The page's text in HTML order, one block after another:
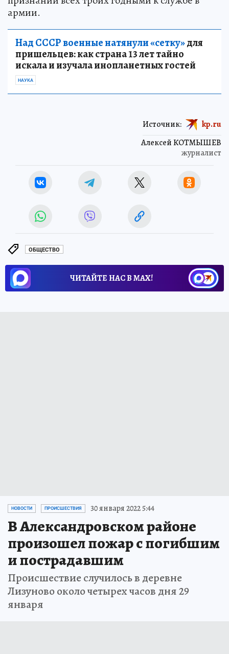
армии.
Над СССР военные натянули «сетку»для
пришельцев: как страна 13 лет тайно
искала и изучала инопланетных гостей
НАУКА
Алексей КОТМЫШЕВ
журналист
Источник: kp.ru
ОБЩЕСТВО
ЧИТАЙТЕ НАС В МАХ!
НОВОСТИ ПРОИСШЕСТВИЯ 30 января 2022 5:44
В Александровском районе
произошел пожар с погибшим
и пострадавшим
Происшествие случилось в деревне
Лизуново около четырех часов дня 29
января